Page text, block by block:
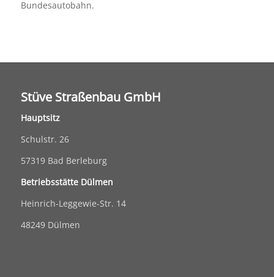
Bundesautobahn.
Stüve Straßenbau GmbH
Hauptsitz
Schulstr. 26
57319 Bad Berleburg
Betriebsstätte Dülmen
Heinrich-Leggewie-Str. 14
48249 Dülmen